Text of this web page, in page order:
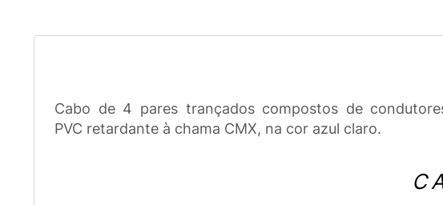
Cabo de 4 pares trançados compostos de
PVC retardante à chama CMX, na cor azul claro.